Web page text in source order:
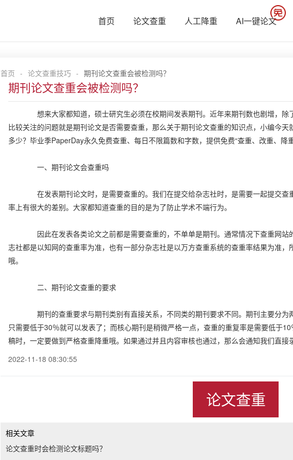
首页 论文查重 人工降重 AI一键论文
首页 - 论文查重技巧 - 期刊论文查重会被检测吗？
期刊论文查重会被检测吗？
想来大家都知道，硕士研究生必须在校期间发表期刊。近年来期刊数也剧增，除
比较关注的问题就是期刊论文是否需要查重，那么关于期刊论文查重的知识点，小编今
多少？毕业季PaperDay永久免费查重、每日不限篇数和字数，提供免费“查重、改重、降重
一、期刊论文会查重吗
在发表期刊论文时，是需要查重的。我们在提交给杂志社时，是需要一起提交查
率上有很大的差别。大家都知道查重的目的是为了防止学术不端行为。
因此在发表各类论文之前都是需要查重的，不单单是期刊。通常情况下查重网站
志社都是以知网的查重率为准，也有一部分杂志社是以万方查重系统的查重率结果为准
哦。
二、期刊论文查重的要求
期刊的查重要求与期刊类别有直接关系，不同类的期刊要求不同。期刊主要分为
只需要低于30％就可以发表了；而核心期刊是稍微严格一点，查重的重复率是需要低于
稿时，一定要做到严格查重降重哦。如果通过并且内容审核也通过，那么会通知我们直接
2022-11-18 08:30:55
论文查重
相关文章
论文查重时会检测论文标题吗？